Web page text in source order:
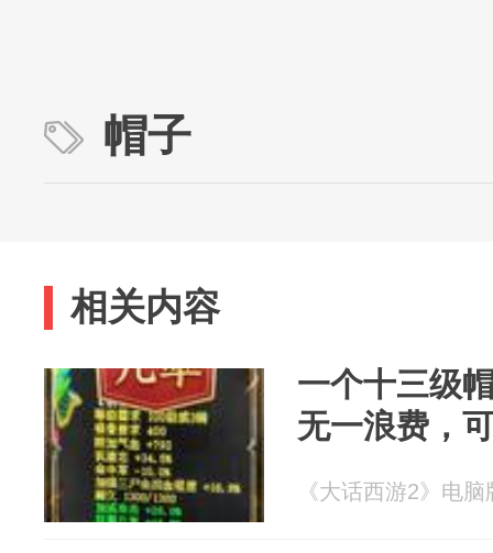
帽子
相关内容
一个十三级
无一浪费，
《大话西游2》电